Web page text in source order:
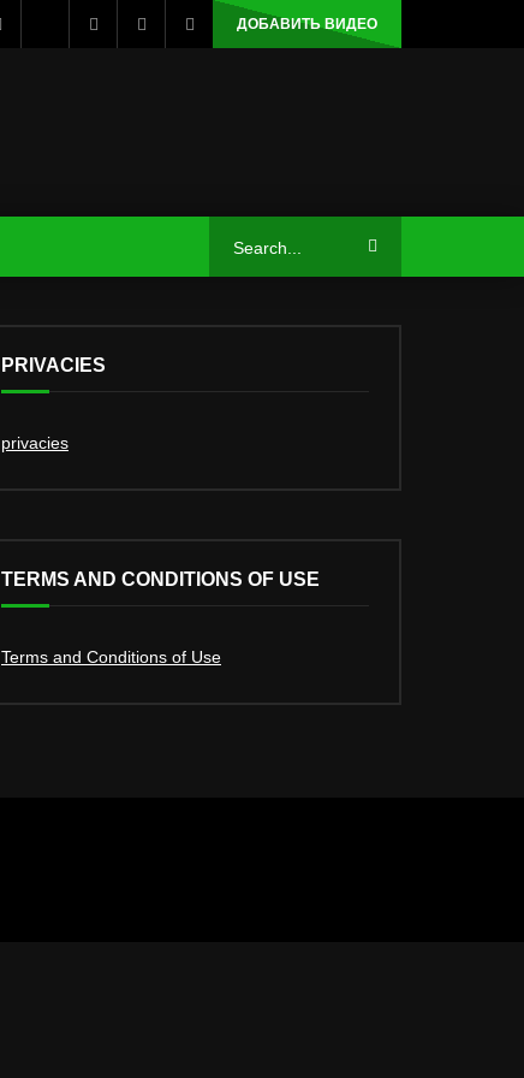
ДОБАВИТЬ ВИДЕО
PRIVACIES
privacies
TERMS AND CONDITIONS OF USE
Terms and Conditions of Use